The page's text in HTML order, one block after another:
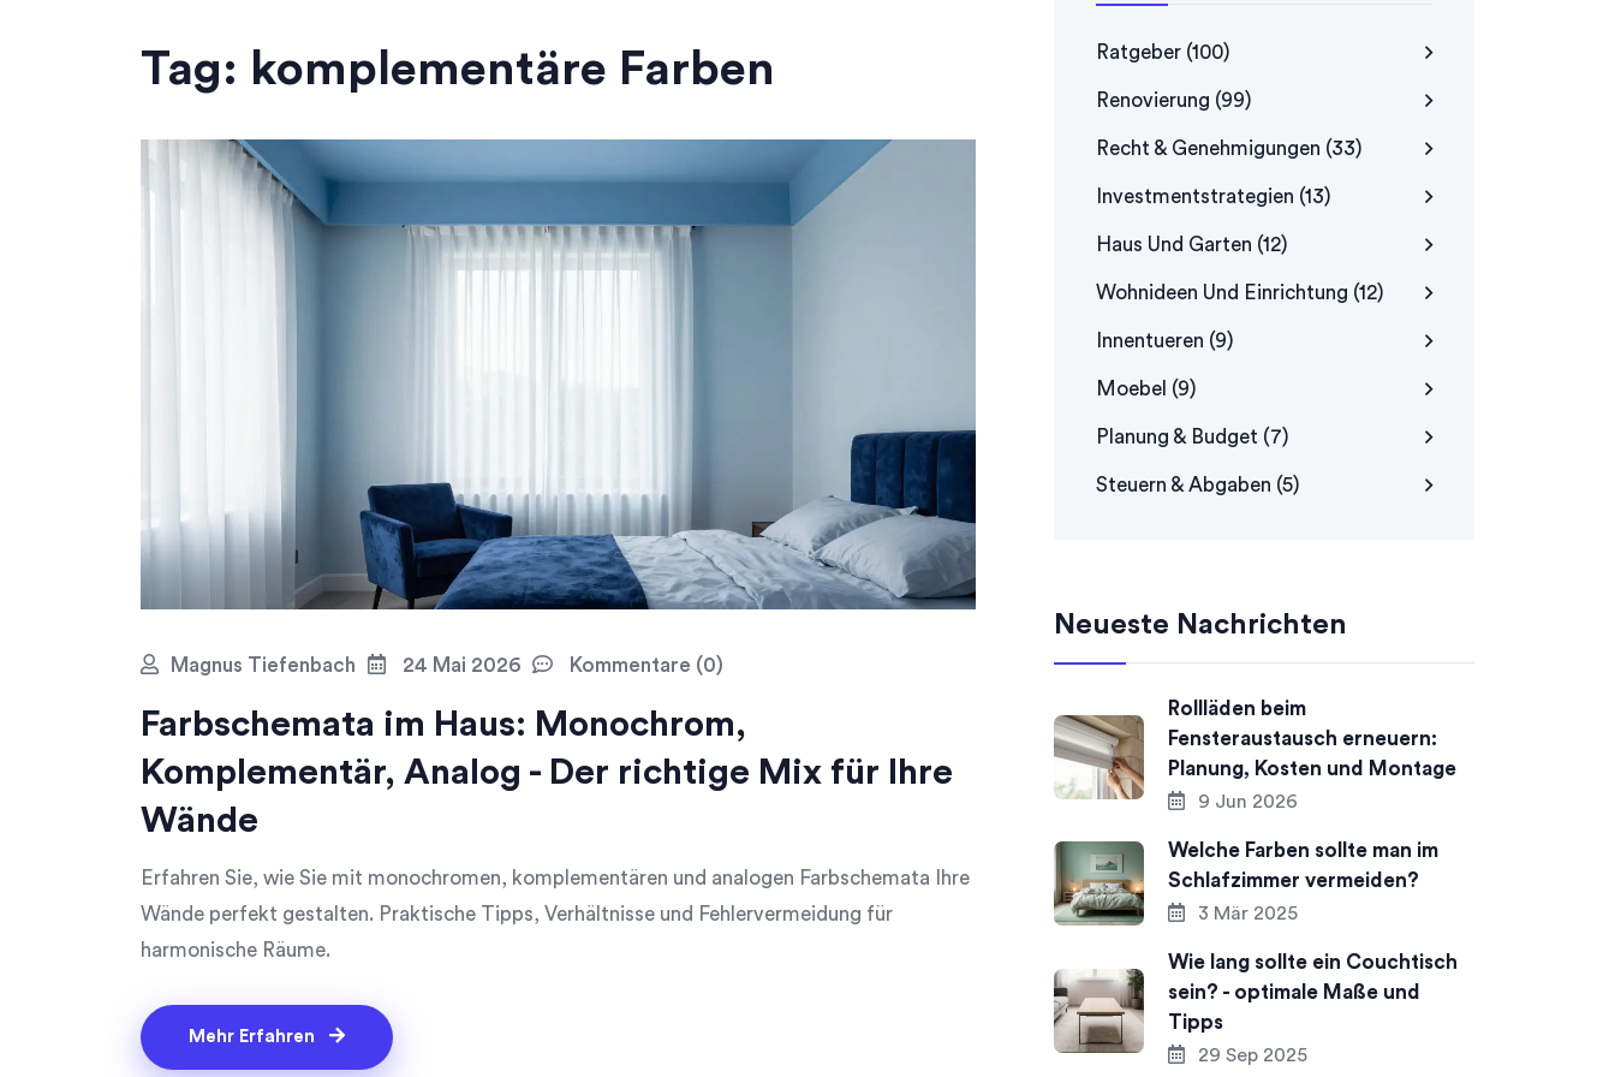
Tag: komplementäre Farben
Magnus Tiefenbach 24 Mai 2026 Kommentare (0)
Farbschemata im Haus: Monochrom,
Komplementär, Analog - Der richtige Mix für Ihre
Wände
Erfahren Sie, wie Sie mit monochromen, komplementären und analogen Farbschemata Ihre
Wände perfekt gestalten. Praktische Tipps, Verhältnisse und Fehlervermeidung für
harmonische Räume.
Mehr Erfahren
Ratgeber (100)
Renovierung (99)
Recht & Genehmigungen (33)
Investmentstrategien (13)
Haus Und Garten (12)
Wohnideen Und Einrichtung (12)
Innentueren (9)
Moebel (9)
Planung & Budget (7)
Steuern & Abgaben (5)
Neueste Nachrichten
Rollläden beim
Fensteraustausch erneuern:
Planung, Kosten und Montage
9 Jun 2026
Welche Farben sollte man im
Schlafzimmer vermeiden?
3 Mär 2025
Wie lang sollte ein Couchtisch
sein? - optimale Maße und
Tipps
29 Sep 2025